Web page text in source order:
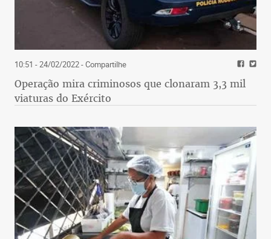
10:51 - 24/02/2022- Compartilhe
Operação mira criminosos que clonaram 3,3 mil
viaturas do Exército